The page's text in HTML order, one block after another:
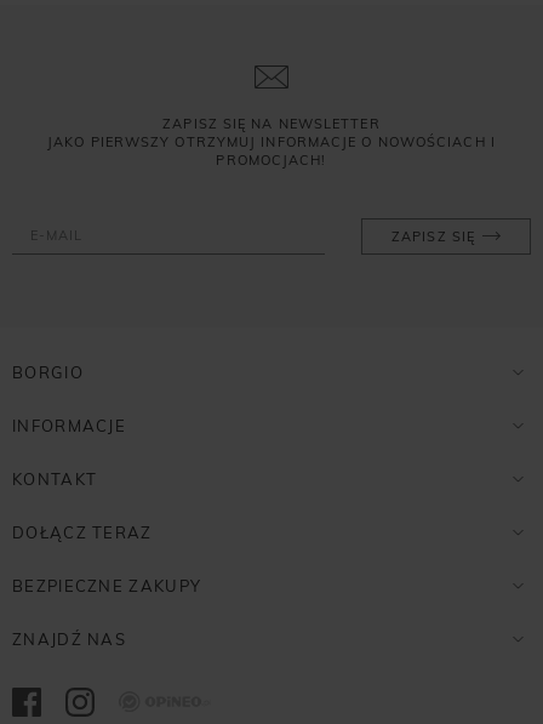
ZAPISZ SIĘ NA NEWSLETTER
JAKO PIERWSZY OTRZYMUJ INFORMACJE O NOWOŚCIACH I
PROMOCJACH!
ZAPISZ SIĘ
BORGIO
INFORMACJE
KONTAKT
DOŁĄCZ TERAZ
BEZPIECZNE ZAKUPY
ZNAJDŹ NAS